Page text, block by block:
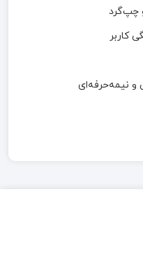
چپ‌گرد
کاربر
و نیمه‌حرفه‌ای